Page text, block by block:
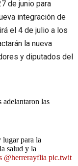
de junio para
integración de
el 4 de julio a los
la nueva
y diputados del
adelantaron las
lugar para la
salud y la
@herrerayflia pic.twit